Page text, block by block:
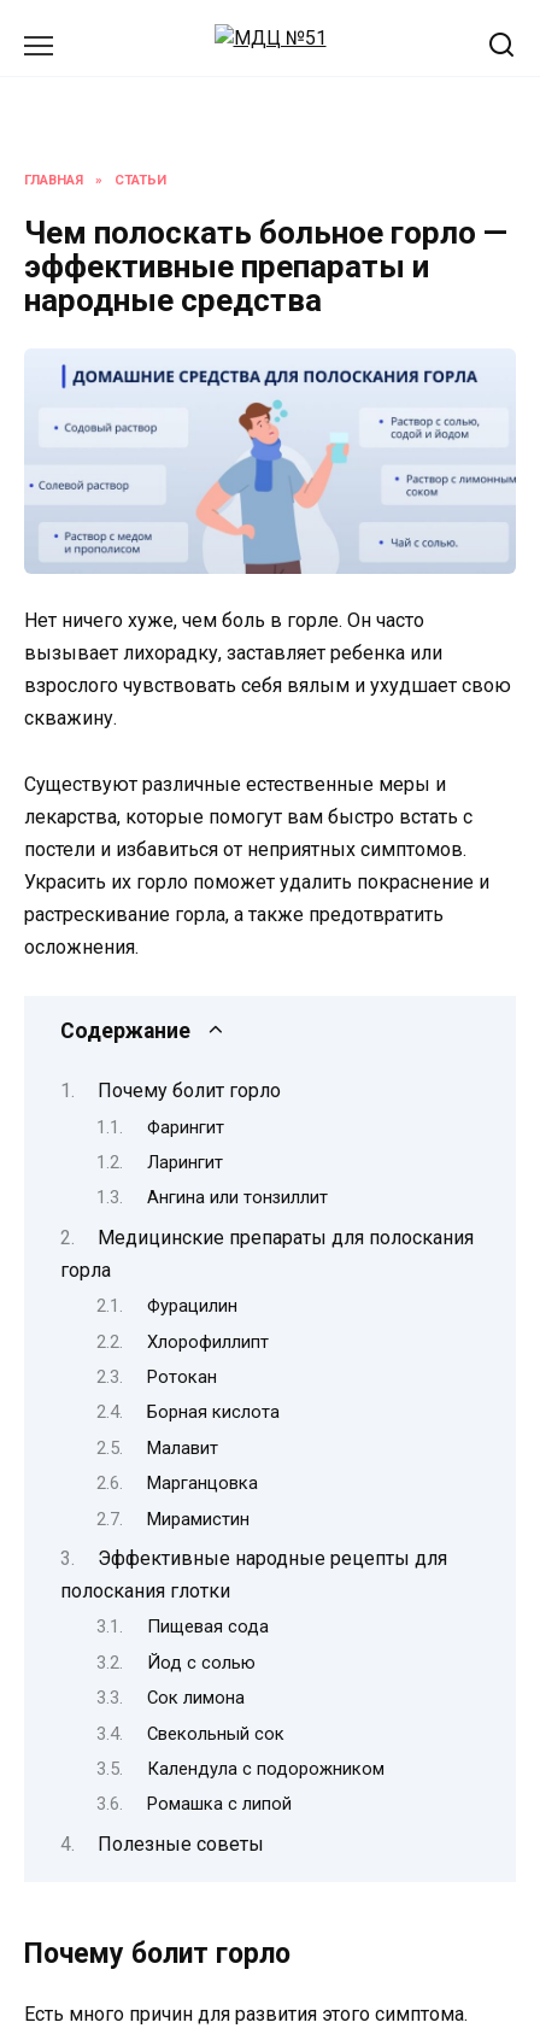
ГЛАВНАЯ » СТАТЬИ
Чем полоскать больное горло —
эффективные препараты и
народные средства
Нет ничего хуже, чем боль в горле. Он часто
вызывает лихорадку, заставляет ребенка или
взрослого чувствовать себя вялым и ухудшает свою
скважину.
Существуют различные естественные меры и
лекарства, которые помогут вам быстро встать с
постели и избавиться от неприятных симптомов.
Украсить их горло поможет удалить покраснение и
растрескивание горла, а также предотвратить
осложнения.
Содержание
Почему болит горло
Фарингит
Ларингит
Ангина или тонзиллит
Медицинские препараты для полоскания
горла
Фурацилин
Хлорофиллипт
Ротокан
Борная кислота
Малавит
Марганцовка
Мирамистин
Эффективные народные рецепты для
полоскания глотки
Пищевая сода
Йод с солью
Сок лимона
Свекольный сок
Календула с подорожником
Ромашка с липой
Полезные советы
Почему болит горло
Есть много причин для развития этого симптома.